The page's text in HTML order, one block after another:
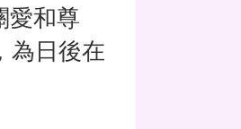
愛和尊
為日後在